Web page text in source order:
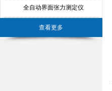
全自动界面张力测定仪
查看更多